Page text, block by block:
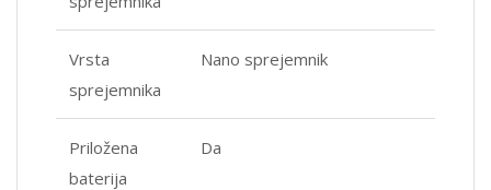
Vrsta
sprejemnika
Nano sprejemnik
Priložena
baterija
Da